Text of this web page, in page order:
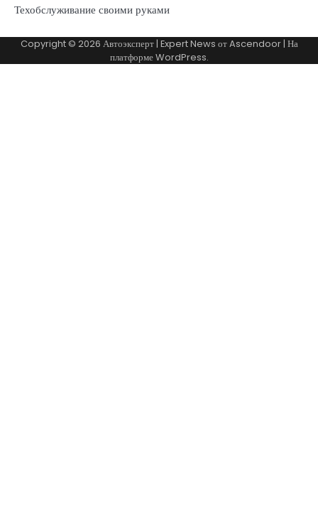
Техобслуживание своими руками
Copyright © 2026 Автоэксперт| Expert News отAscendoor| На
платформеWordPress.